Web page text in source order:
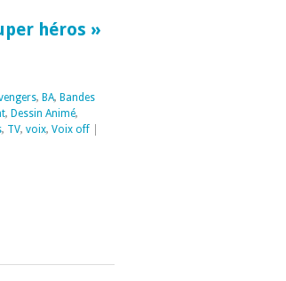
héros »
, BA, Bandes
, Dessin Animé,
, TV, voix, Voix off|